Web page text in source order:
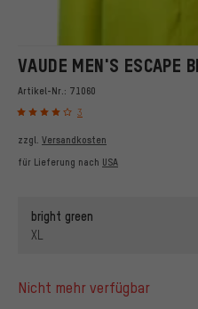
VAUDE MEN'S ESCAPE
Artikel-Nr.: 71060
3
zzgl. Versandkosten
für Lieferung nach USA
bright green
XL
nicht mehr verfügbar